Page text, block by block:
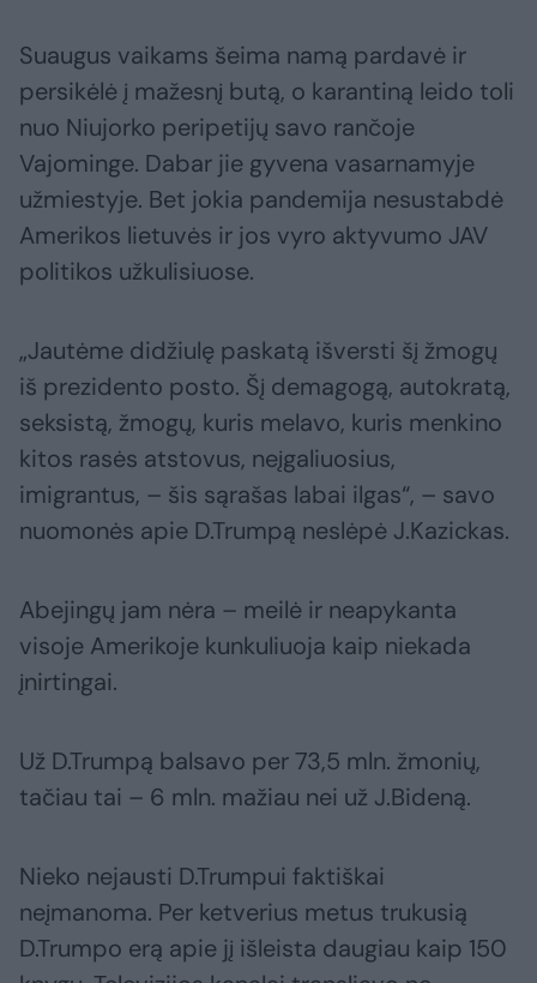
Suaugus vaikams šeima namą pardavė ir
persikėlė į mažesnį butą, o karantiną leido toli
nuo Niujorko peripetijų savo rančoje
Vajominge. Dabar jie gyvena vasarnamyje
užmiestyje. Bet jokia pandemija nesustabdė
Amerikos lietuvės ir jos vyro aktyvumo JAV
politikos užkulisiuose.
„Jautėme didžiulę paskatą išversti šį žmogų
iš prezidento posto. Šį demagogą, autokratą,
seksistą, žmogų, kuris melavo, kuris menkino
kitos rasės atstovus, neįgaliuosius,
imigrantus, – šis sąrašas labai ilgas“, – savo
nuomonės apie D.Trumpą neslėpė J.Kazickas.
Abejingų jam nėra – meilė ir neapykanta
visoje Amerikoje kunkuliuoja kaip niekada
įnirtingai.
Už D.Trumpą balsavo per 73,5 mln. žmonių,
tačiau tai – 6 mln. mažiau nei už J.Bideną.
Nieko nejausti D.Trumpui faktiškai
neįmanoma. Per ketverius metus trukusią
D.Trumpo erą apie jį išleista daugiau kaip 150